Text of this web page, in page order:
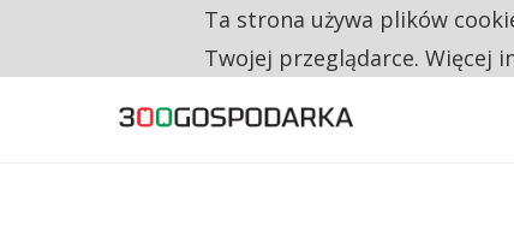
TRZECH NA CZTERECH PONOWNIE
Ta strona używa plików
Twojej przeglądarce. Więcej